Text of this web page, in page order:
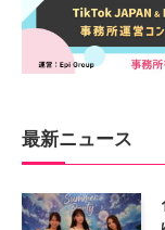
最新ニュース